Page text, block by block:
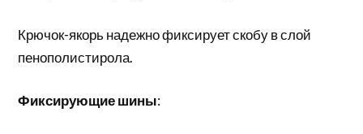
Крючок-якорь надежно фиксирует скобу в слой
пенополистирола.
Фиксирующие шины: